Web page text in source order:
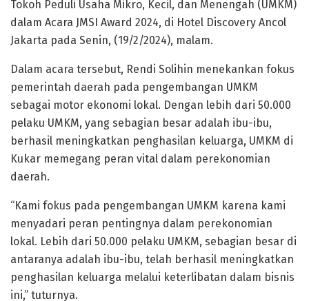
Tokoh Peduli Usaha Mikro, Kecil, dan Menengah (UMKM)
dalam Acara JMSI Award 2024, di Hotel Discovery Ancol
Jakarta pada Senin, (19/2/2024), malam.
Dalam acara tersebut, Rendi Solihin menekankan fokus
pemerintah daerah pada pengembangan UMKM
sebagai motor ekonomi lokal. Dengan lebih dari 50.000
pelaku UMKM, yang sebagian besar adalah ibu-ibu,
berhasil meningkatkan penghasilan keluarga, UMKM di
Kukar memegang peran vital dalam perekonomian
daerah.
“Kami fokus pada pengembangan UMKM karena kami
menyadari peran pentingnya dalam perekonomian
lokal. Lebih dari 50.000 pelaku UMKM, sebagian besar di
antaranya adalah ibu-ibu, telah berhasil meningkatkan
penghasilan keluarga melalui keterlibatan dalam bisnis
ini,” tuturnya.